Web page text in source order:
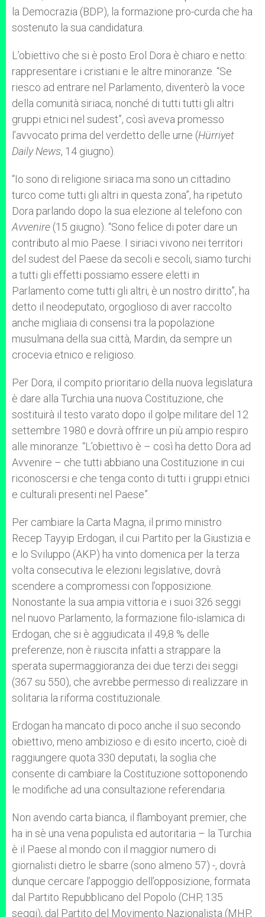
la Democrazia (BDP), la formazione pro-curda che ha
sostenuto la sua candidatura.
L’obiettivo che si è posto Erol Dora è chiaro e netto:
rappresentare i cristiani e le altre minoranze. “Se
riesco ad entrare nel Parlamento, diventerò la voce
della comunità siriaca, nonché di tutti tutti gli altri
gruppi etnici nel sudest”, così aveva promesso
l’avvocato prima del verdetto delle urne (Hürriyet
Daily News, 14 giugno).
“Io sono di religione siriaca ma sono un cittadino
turco come tutti gli altri in questa zona”, ha ripetuto
Dora parlando dopo la sua elezione al telefono con
Avvenire (15 giugno). “Sono felice di poter dare un
contributo al mio Paese. I siriaci vivono nei territori
del sudest del Paese da secoli e secoli, siamo turchi
a tutti gli effetti possiamo essere eletti in
Parlamento come tutti gli altri, è un nostro diritto”, ha
detto il neodeputato, orgoglioso di aver raccolto
anche migliaia di consensi tra la popolazione
musulmana della sua città, Mardin, da sempre un
crocevia etnico e religioso.
Per Dora, il compito prioritario della nuova legislatura
è dare alla Turchia una nuova Costituzione, che
sostituirà il testo varato dopo il golpe militare del 12
settembre 1980 e dovrà offrire un più ampio respiro
alle minoranze. “L’obiettivo è – così ha detto Dora ad
Avvenire – che tutti abbiano una Costituzione in cui
riconoscersi e che tenga conto di tutti i gruppi etnici
e culturali presenti nel Paese”.
Per cambiare la Carta Magna, il primo ministro
Recep Tayyip Erdogan, il cui Partito per la Giustizia e
e lo Sviluppo (AKP) ha vinto domenica per la terza
volta consecutiva le elezioni legislative, dovrà
scendere a compromessi con l’opposizione.
Nonostante la sua ampia vittoria e i suoi 326 seggi
nel nuovo Parlamento, la formazione filo-islamica di
Erdogan, che si è aggiudicata il 49,8 % delle
preferenze, non è riuscita infatti a strappare la
sperata supermaggioranza dei due terzi dei seggi
(367 su 550), che avrebbe permesso di realizzare in
solitaria la riforma costituzionale.
Erdogan ha mancato di poco anche il suo secondo
obiettivo, meno ambizioso e di esito incerto, cioè di
raggiungere quota 330 deputati, la soglia che
consente di cambiare la Costituzione sottoponendo
le modifiche ad una consultazione referendaria.
Non avendo carta bianca, il flamboyant premier, che
ha in sè una vena populista ed autoritaria – la Turchia
è il Paese al mondo con il maggior numero di
giornalisti dietro le sbarre (sono almeno 57) -, dovrà
dunque cercare l’appoggio dell’opposizione, formata
dal Partito Repubblicano del Popolo (CHP, 135
seggi), dal Partito del Movimento Nazionalista (MHP,